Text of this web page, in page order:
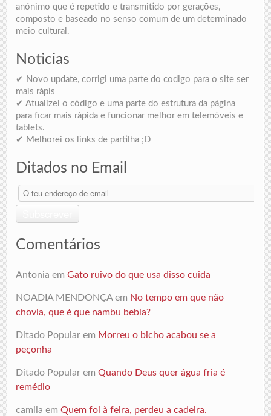
anónimo que é repetido e transmitido por gerações,
composto e baseado no senso comum de um determinado
meio cultural.
Noticias
✔ Novo update, corrigi uma parte do codigo para o site ser
mais rápis
✔ Atualizei o código e uma parte do estrutura da página
para ficar mais rápida e funcionar melhor em telemóveis e
tablets.
✔ Melhorei os links de partilha ;D
Ditados no Email
O
teu
de
email
Comentários
Antonia emGato ruivo do que usa disso cuida
NOADIA MENDONÇAem No tempo em que não
chovia, que é que nambu bebia?
Ditado Popular em Morreu o bicho acabou se a
peçonha
Ditado Popular emQuando Deus quer água fria é
remédio
camila emQuem foi à feira, perdeu a cadeira.